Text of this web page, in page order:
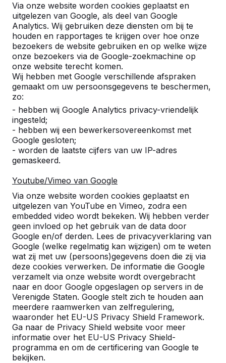
Via onze website worden cookies geplaatst en
uitgelezen van Google, als deel van Google
Analytics. Wij gebruiken deze diensten om bij te
houden en rapportages te krijgen over hoe onze
bezoekers de website gebruiken en op welke wijze
onze bezoekers via de Google-zoekmachine op
onze website terecht komen.
Wij hebben met Google verschillende afspraken
gemaakt om uw persoonsgegevens te beschermen,
zo:
- hebben wij Google Analytics privacy-vriendelijk
ingesteld;
- hebben wij een bewerkersovereenkomst met
Google gesloten;
- worden de laatste cijfers van uw IP-adres
gemaskeerd.
Youtube/Vimeo van Google
Via onze website worden cookies geplaatst en
uitgelezen van YouTube en Vimeo, zodra een
embedded video wordt bekeken. Wij hebben verder
geen invloed op het gebruik van de data door
Google en/of derden. Lees de privacyverklaring van
Google (welke regelmatig kan wijzigen) om te weten
wat zij met uw (persoons)gegevens doen die zij via
deze cookies verwerken. De informatie die Google
verzamelt via onze website wordt overgebracht
naar en door Google opgeslagen op servers in de
Verenigde Staten. Google stelt zich te houden aan
meerdere raamwerken van zelfregulering,
waaronder het EU-US Privacy Shield Framework.
Ga naar de Privacy Shield website voor meer
informatie over het EU-US Privacy Shield-
programma en om de certificering van Google te
bekijken.
Voetvolleybaltafel
Accessoires
Betonbanken
Wat is het voordeel van Bamboe?
Moet de betonnen tafel waterpas
staan?
Zit er garantie op onze producten?
worden aangebracht?
Is het beslist nodig dat er een
verharde ondergrond onder de tafel
ligt in verband met verzakken?
Wat is het gewicht van de betonnen
tafels en banken?
Wat zijn de voordelen van een
betonnen onderplaat onder onze
tafels en banken?